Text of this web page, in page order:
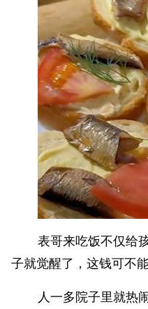
表哥来吃饭不仅给
子就觉醒了，这钱可不
人一多院子里就热